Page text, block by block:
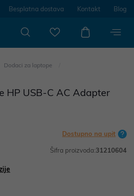
Besplatna dostava Kontakt Blog
Dodaci za laptope
HP USB-C AC Adapter
Dostupno na upit
Šifra proizvoda:31210604